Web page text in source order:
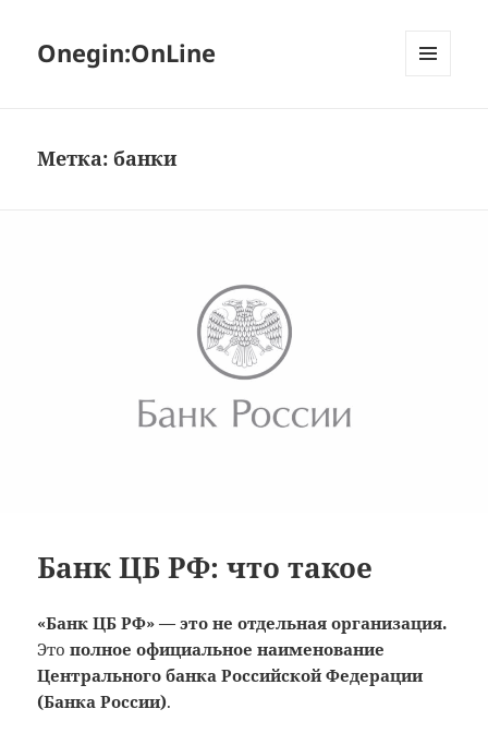
Onegin:OnLine
Метка:банки
Банк ЦБ РФ: что такое
«Банк ЦБ РФ» — это не отдельная организация.
Этополное официальное наименование
Центрального банка Российской Федерации
(Банка России).